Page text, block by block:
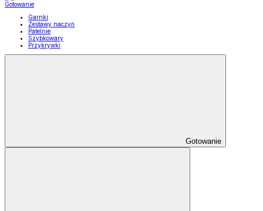
Gotowanie
Garnki
Zestawy naczyń
Patelnie
Szybkowary
Przykrywki
Gotowanie